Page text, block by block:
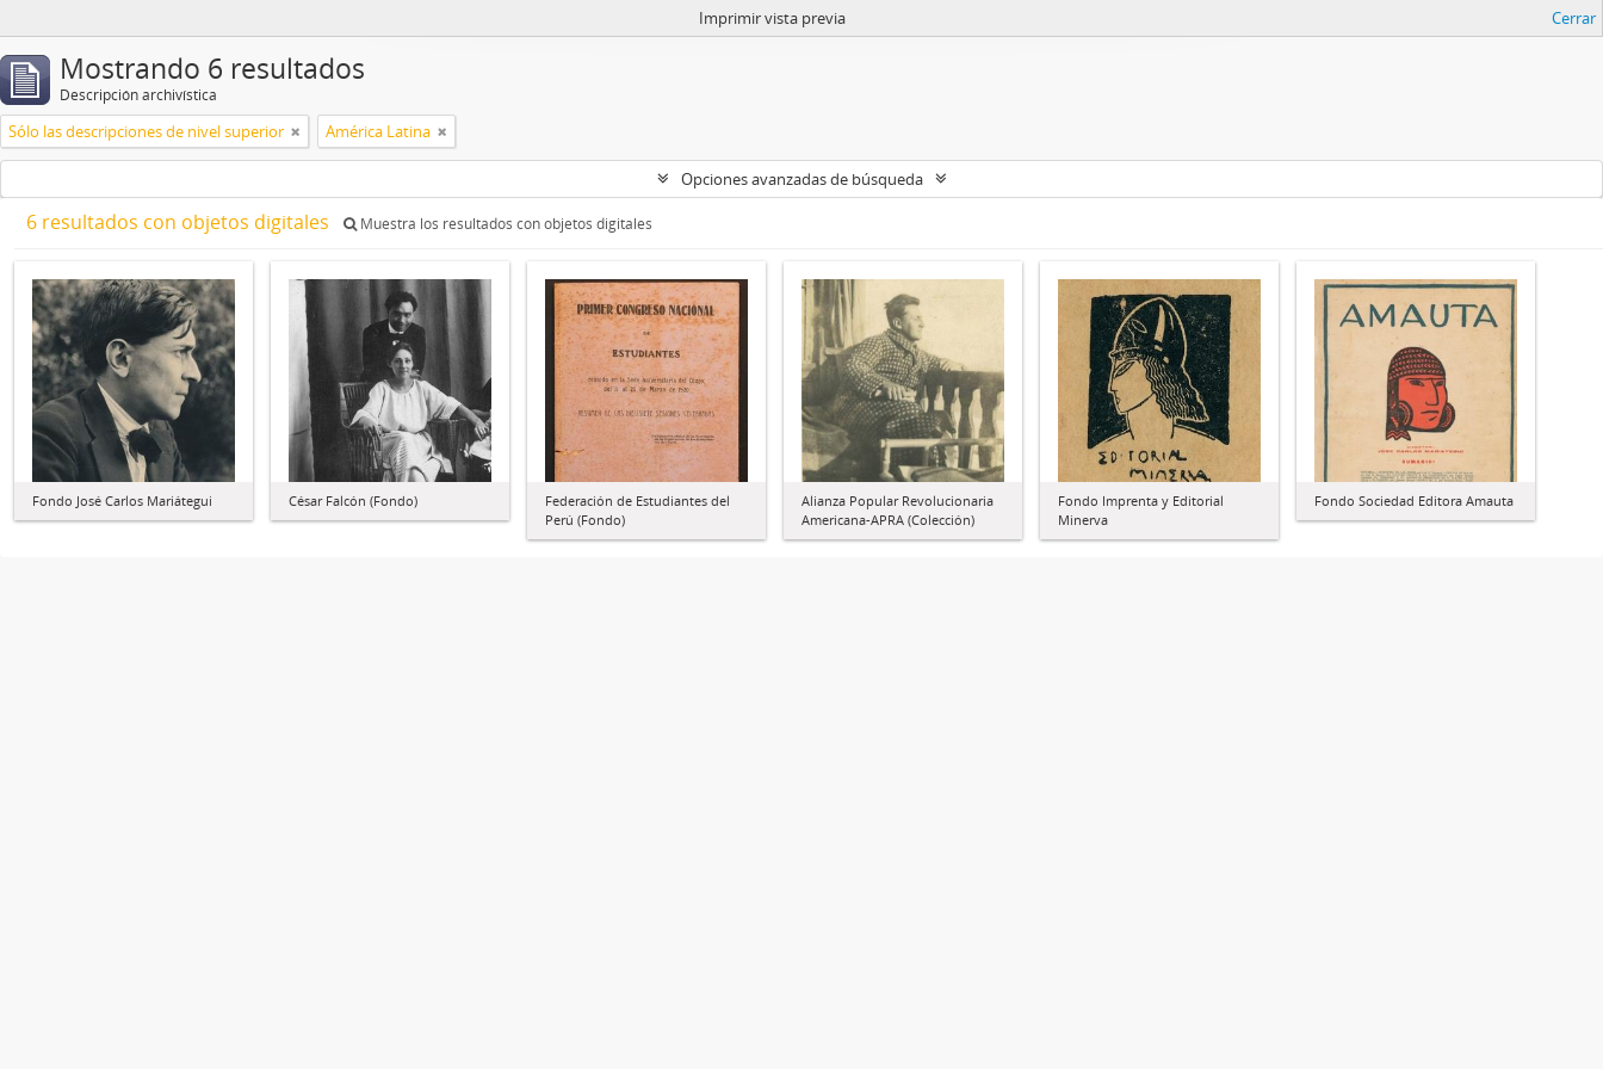
Imprimir vista previa Cerrar
Mostrando 6 resultados
Descripción archivística
Sólo las descripciones de nivel superior América Latina
Opciones avanzadas de búsqueda
6 resultados con objetos digitales Muestra los resultados con objetos digitales
Fondo José Carlos Mariátegui César Falcón (Fondo)
Federación de Estudiantes del
Perú (Fondo)
Alianza Popular Revolucionaria
Americana-APRA (Colección)
Fondo Imprenta y Editorial
Minerva
Fondo Sociedad Editora Amauta